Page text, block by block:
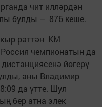
чит илләрдән
булды – 876 кеше.
рәттән КМ
чемпионатын да
йөгерү
аны Владимир
да үтте. Шул
бер атна элек